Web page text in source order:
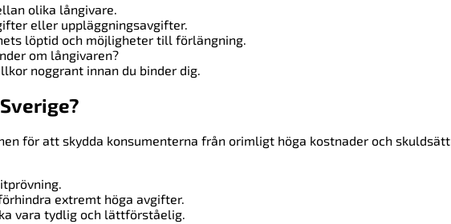
olika långivare.
eller uppläggningsavgifter.
löptid och möjligheter till förlängning.
om långivaren?
noggrant innan du binder dig.
för att skydda konsumenterna från orimligt höga kostnader och
extremt höga avgifter.
vara tydlig och lättförståelig.